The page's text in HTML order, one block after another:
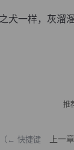
一样，灰溜
推
（← 快捷键 上一章